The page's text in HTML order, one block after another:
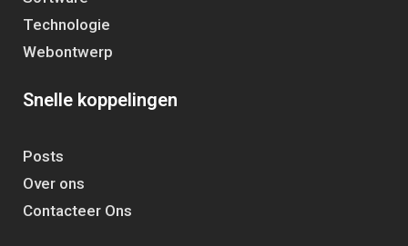
Technologie
Webontwerp
Snelle koppelingen
Posts
Over ons
Contacteer Ons